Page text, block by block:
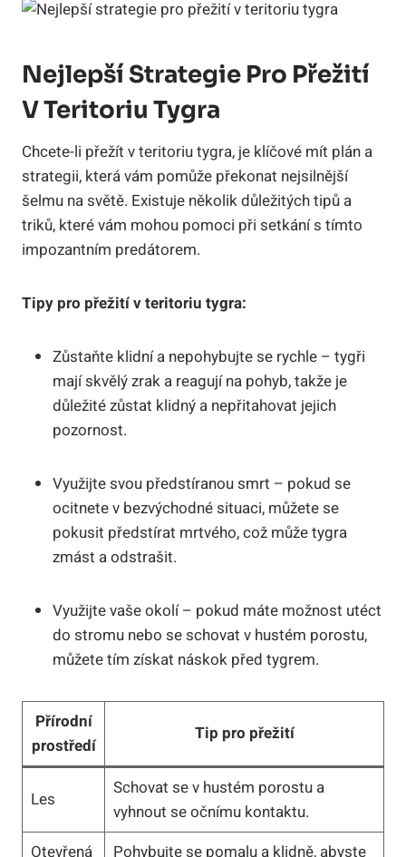
Nejlepší Strategie Pro Přežití
V Teritoriu Tygra
Chcete-li přežít v teritoriu tygra, je klíčové mít plán a
strategii, která vám pomůže překonat nejsilnější
šelmu na světě. Existuje několik důležitých tipů a
triků, které vám mohou pomoci při setkání s tímto
impozantním predátorem.
Tipy pro přežití v teritoriu tygra:
Zůstaňte klidní a nepohybujte se rychle – tygři
mají skvělý zrak a reagují na pohyb, takže je
důležité zůstat klidný a nepřitahovat jejich
pozornost.
Využijte svou předstíranou smrt – pokud se
ocitnete v bezvýchodné situaci, můžete se
pokusit předstírat mrtvého, což může tygra
zmást a odstrašit.
Využijte vaše okolí – pokud máte možnost utéct
do stromu nebo se schovat v hustém porostu,
můžete tím získat náskok před tygrem.
Přírodní
prostředí
Tip pro přežití
Les
Schovat se v hustém porostu a
vyhnout se očnímu kontaktu.
Otevřená
Pohybujte se pomalu a klidně, abyste